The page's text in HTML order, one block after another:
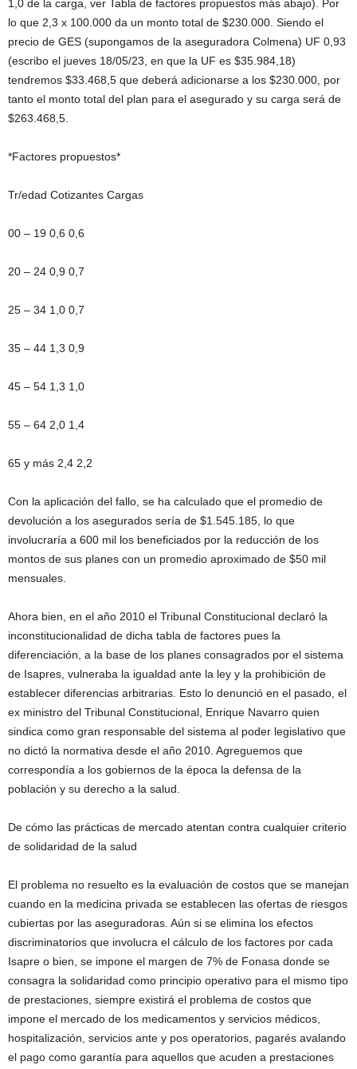
1,0 de la carga, ver Tabla de factores propuestos más abajo). Por
lo que 2,3 x 100.000 da un monto total de $230.000. Siendo el
precio de GES (supongamos de la aseguradora Colmena) UF 0,93
(escribo el jueves 18/05/23, en que la UF es $35.984,18)
tendremos $33.468,5 que deberá adicionarse a los $230.000, por
tanto el monto total del plan para el asegurado y su carga será de
$263.468,5.
*Factores propuestos*
Tr/edad Cotizantes Cargas
00 – 19 0,6 0,6
20 – 24 0,9 0,7
25 – 34 1,0 0,7
35 – 44 1,3 0,9
45 – 54 1,3 1,0
55 – 64 2,0 1,4
65 y más 2,4 2,2
Con la aplicación del fallo, se ha calculado que el promedio de
devolución a los asegurados sería de $1.545.185, lo que
involucraría a 600 mil los beneficiados por la reducción de los
montos de sus planes con un promedio aproximado de $50 mil
mensuales.
Ahora bien, en el año 2010 el Tribunal Constitucional declaró la
inconstitucionalidad de dicha tabla de factores pues la
diferenciación, a la base de los planes consagrados por el sistema
de Isapres, vulneraba la igualdad ante la ley y la prohibición de
establecer diferencias arbitrarias. Esto lo denunció en el pasado, el
ex ministro del Tribunal Constitucional, Enrique Navarro quien
sindica como gran responsable del sistema al poder legislativo que
no dictó la normativa desde el año 2010. Agreguemos que
correspondía a los gobiernos de la época la defensa de la
población y su derecho a la salud.
De cómo las prácticas de mercado atentan contra cualquier criterio
de solidaridad de la salud
El problema no resuelto es la evaluación de costos que se manejan
cuando en la medicina privada se establecen las ofertas de riesgos
cubiertas por las aseguradoras. Aún si se elimina los efectos
discriminatorios que involucra el cálculo de los factores por cada
Isapre o bien, se impone el margen de 7% de Fonasa donde se
consagra la solidaridad como principio operativo para el mismo tipo
de prestaciones, siempre existirá el problema de costos que
impone el mercado de los medicamentos y servicios médicos,
hospitalización, servicios ante y pos operatorios, pagarés avalando
el pago como garantía para aquellos que acuden a prestaciones